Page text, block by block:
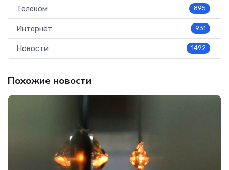
Телеком 895
Интернет 931
Новости 1492
Похожие новости